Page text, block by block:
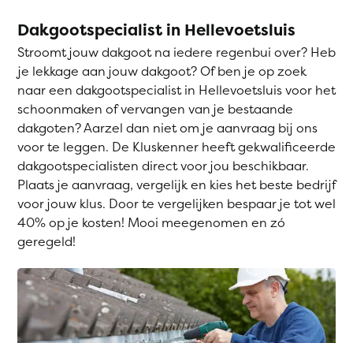
Dakgootspecialist in Hellevoetsluis
Stroomt jouw dakgoot na iedere regenbui over? Heb
je lekkage aan jouw dakgoot? Of ben je op zoek
naar een dakgootspecialist in Hellevoetsluis voor het
schoonmaken of vervangen van je bestaande
dakgoten? Aarzel dan niet om je aanvraag bij ons
voor te leggen. De Kluskenner heeft gekwalificeerde
dakgootspecialisten direct voor jou beschikbaar.
Plaats je aanvraag, vergelijk en kies het beste bedrijf
voor jouw klus. Door te vergelijken bespaar je tot wel
40% op je kosten! Mooi meegenomen en zó
geregeld!